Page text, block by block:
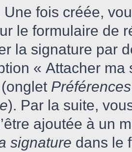
Une fois créée,
le formulaire de
la signature par
« Attacher
). Par la suite,
ajoutée à un
signature dans le